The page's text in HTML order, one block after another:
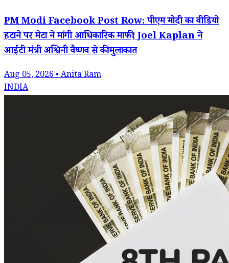
PM Modi Facebook Post Row: पीएम मोदी का वीडियो
हटाने पर मेटा ने मांगी आधिकारिक माफी; Joel Kaplan ने
आईटी मंत्री अश्विनी वैष्णव से की मुलाकात
Aug 05, 2026 • Anita Ram
INDIA